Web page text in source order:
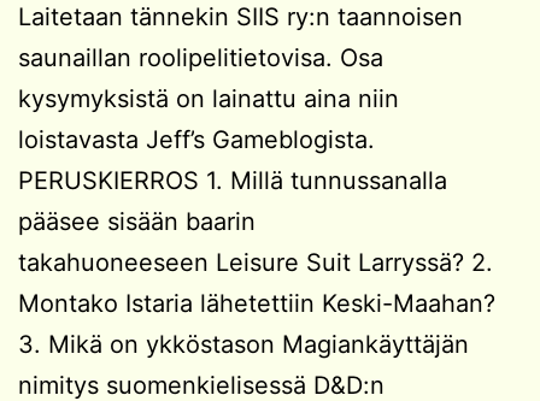
Laitetaan tännekin SIIS ry:n taannoisen
saunaillan roolipelitietovisa. Osa
kysymyksistä on lainattu aina niin
loistavasta Jeff’s Gameblogista.
PERUSKIERROS 1. Millä tunnussanalla
pääsee sisään baarin
takahuoneeseen Leisure Suit Larryssä? 2.
Montako Istaria lähetettiin Keski-Maahan?
3. Mikä on ykköstason Magiankäyttäjän
nimitys suomenkielisessä D&D:n